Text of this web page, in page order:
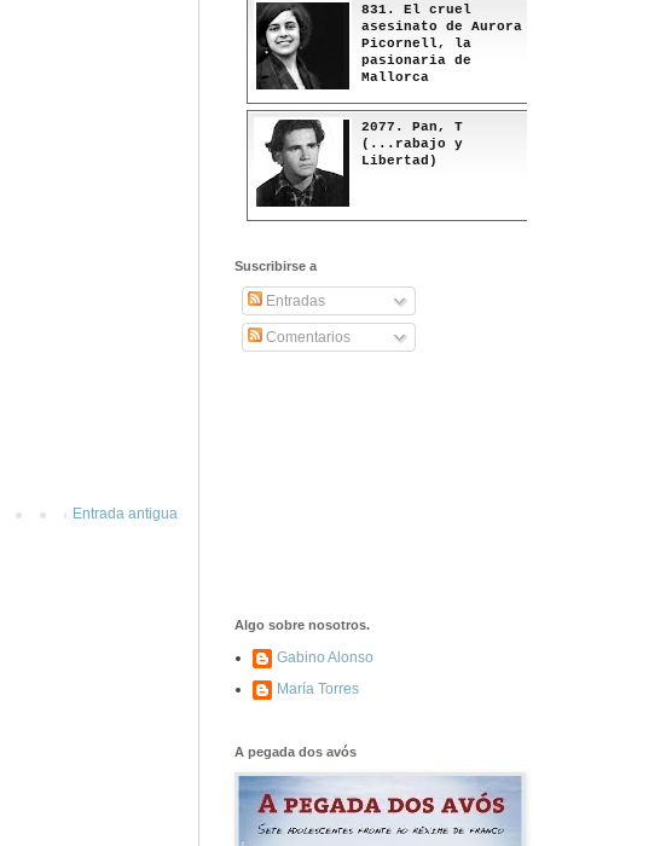
Entrada antigua
831. El cruel
asesinato de Aurora
Picornell, la
pasionaria de
Mallorca
2077. Pan, T
(...rabajo y
Libertad)
577. Nos fusilaron
Suscribirse a
Entradas
Comentarios
Algo sobre nosotros.
Gabino Alonso
María Torres
A pegada dos avós